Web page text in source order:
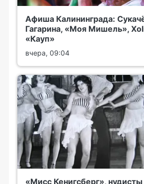
Афиша Калининграда:
Гагарина, «Моя Мишель»,
«Кауп»
вчера, 09:04
«Мисс Кенигсберг», нудисты